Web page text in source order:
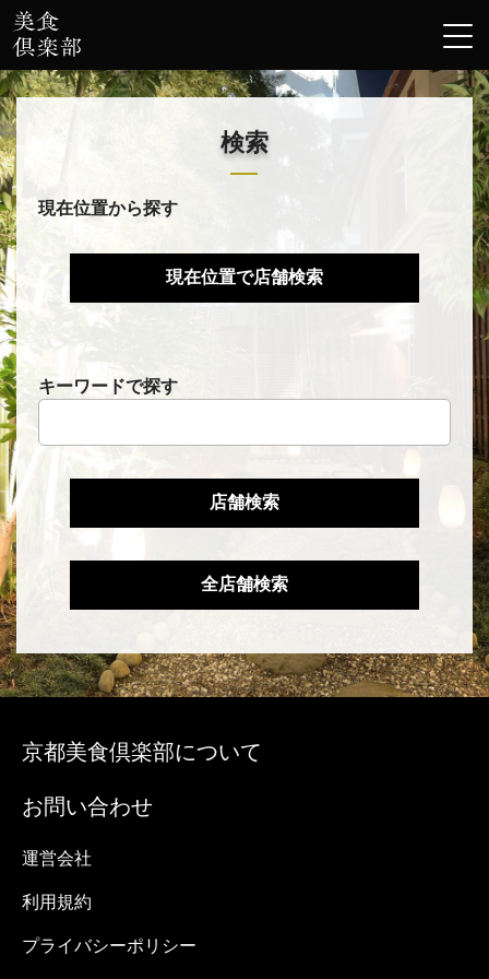
検索
現在位置から探す
キーワードで探す
京都美食倶楽部について
お問い合わせ
運営会社
利用規約
プライバシーポリシー